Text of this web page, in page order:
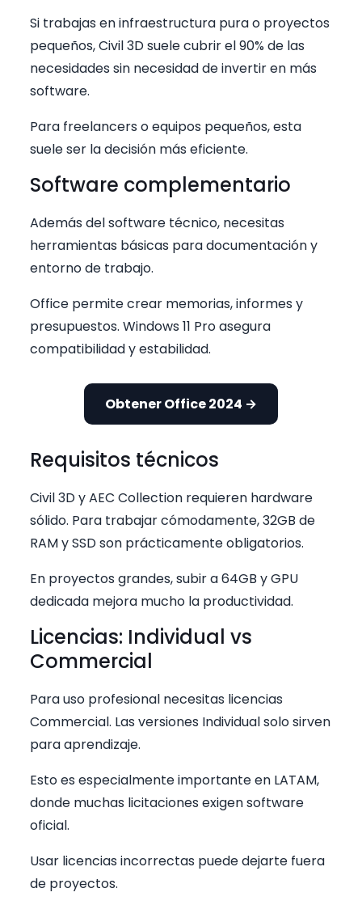
Si trabajas en infraestructura pura o proyectos
pequeños, Civil 3D suele cubrir el 90% de las
necesidades sin necesidad de invertir en más
software.
Para freelancers o equipos pequeños, esta
suele ser la decisión más eficiente.
Software complementario
Además del software técnico, necesitas
herramientas básicas para documentación y
entorno de trabajo.
Office permite crear memorias, informes y
presupuestos. Windows 11 Pro asegura
compatibilidad y estabilidad.
Obtener Office 2024 →
Requisitos técnicos
Civil 3D y AEC Collection requieren hardware
sólido. Para trabajar cómodamente, 32GB de
RAM y SSD son prácticamente obligatorios.
En proyectos grandes, subir a 64GB y GPU
dedicada mejora mucho la productividad.
Licencias: Individual vs
Commercial
Para uso profesional necesitas licencias
Commercial. Las versiones Individual solo sirven
para aprendizaje.
Esto es especialmente importante en LATAM,
donde muchas licitaciones exigen software
oficial.
Usar licencias incorrectas puede dejarte fuera
de proyectos.